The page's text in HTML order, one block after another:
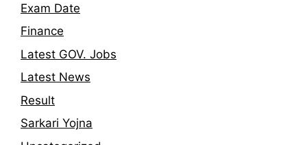
Exam Date
Finance
Latest GOV. Jobs
Latest News
Result
Sarkari Yojna